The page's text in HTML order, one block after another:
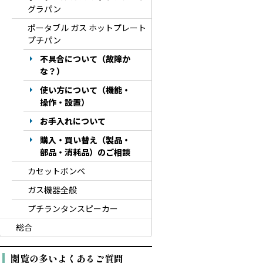
グラパン
ポータブル ガス ホットプレート
プチパン
不具合について（故障か
な？）
使い方について（機能・
操作・設置）
お手入れについて
購入・買い替え（製品・
部品・消耗品）のご相談
カセットボンベ
ガス機器全般
プチランタンスピーカー
総合
閲覧の多いよくあるご質問